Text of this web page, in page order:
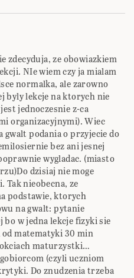
zdecyduja, ze obowiazkiem
NIe wiem czy ja mialam
normalka, ale zarowno
byly lekcje na ktorych nie
jednoczesnie z-ca
organizacyjnymi). Wiec
gwalt podania o przyjecie do
bez ani jesnej
wygladac. (miasto
dzisiaj nie moge
Tak nieobecna, ze
podstawie, ktorych
na gwalt: pytanie
w jedna lekcje fizyki sie
matematyki 30 min
maturzystki…
(czyli uczniom
Do znudzenia trzeba